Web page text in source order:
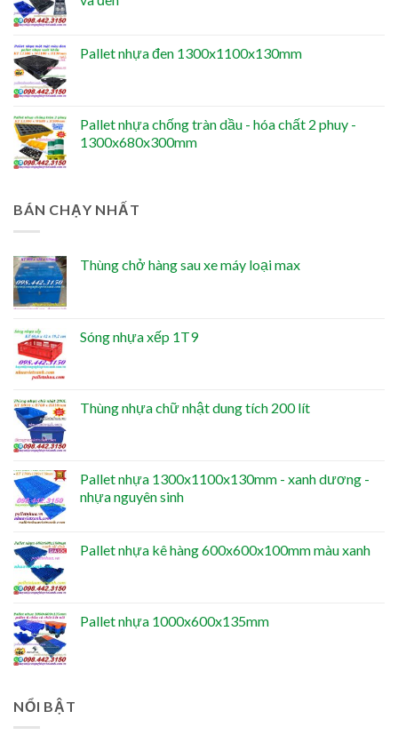
Pallet nhựa đen 1300x1100x130mm
Pallet nhựa chống tràn dầu - hóa chất 2 phuy -
1300x680x300mm
BÁN CHẠY NHẤT
Thùng chở hàng sau xe máy loại max
Sóng nhựa xếp 1T9
Thùng nhựa chữ nhật dung tích 200 lít
Pallet nhựa 1300x1100x130mm - xanh dương -
nhựa nguyên sinh
Pallet nhựa kê hàng 600x600x100mm màu xanh
Pallet nhựa 1000x600x135mm
NỔI BẬT